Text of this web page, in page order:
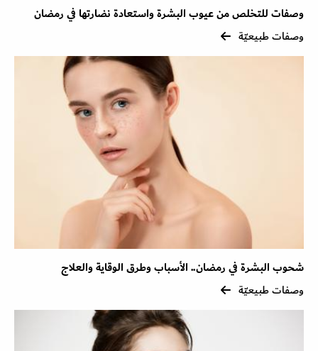
وصفات للتخلص من عيوب البشرة واستعادة نضارتها في رمضان
وصفات طبيعيّة
شحوب البشرة في رمضان.. الأسباب وطرق الوقاية والعلاج
وصفات طبيعيّة